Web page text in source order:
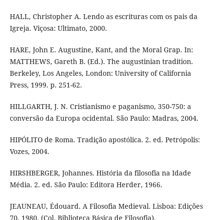
HALL, Christopher A. Lendo as escrituras com os pais da
Igreja. Viçosa: Ultimato, 2000.
HARE, John E. Augustine, Kant, and the Moral Grap. In:
MATTHEWS, Gareth B. (Ed.). The augustinian tradition.
Berkeley, Los Angeles, London: University of California
Press, 1999. p. 251-62.
HILLGARTH, J. N. Cristianismo e paganismo, 350-750: a
conversão da Europa ocidental. São Paulo: Madras, 2004.
HIPÓLITO de Roma. Tradição apostólica. 2. ed. Petrópolis:
Vozes, 2004.
HIRSHBERGER, Johannes. História da filosofia na Idade
Média. 2. ed. São Paulo: Editora Herder, 1966.
JEAUNEAU, Édouard. A Filosofia Medieval. Lisboa: Edições
70, 1980. (Col. Biblioteca Básica de Filosofia).